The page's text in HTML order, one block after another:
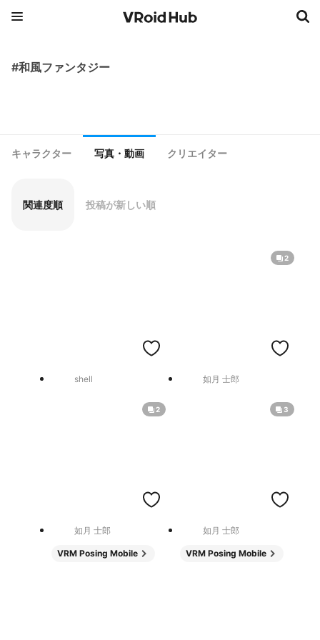
#和風ファンタジー
キャラクター 写真・動画 クリエイター
関連度順 投稿が新しい順
shell
2
如月 士郎
2
如月 士郎
VRM Posing Mobile
3
如月 士郎
VRM Posing Mobile